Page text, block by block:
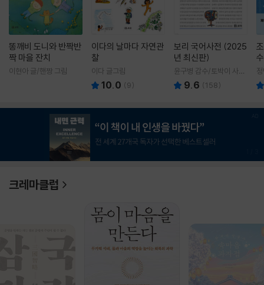
똥깨비 도니와 반짝반
짝 마을 잔치
이현아 글/핸짱 그림
이다의 날마다 자연관
찰
이다 글그림
10.0 (9)
보리 국어사전 (2025
년 최신판)
윤구병 감수/토박이 사전
편찬실 편
9.6 (158)
크레마클럽